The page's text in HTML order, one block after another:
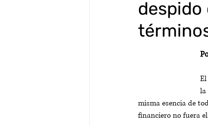
la
misma esencia de
financiero no fuera